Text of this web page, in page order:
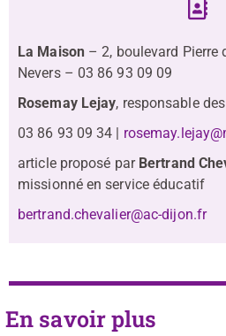
La Maison – 2, boulevard Pierre
Nevers – 03 86 93 09 09
Rosemay Lejay, responsable
03 86 93 09 34 |
article proposé par Bertrand
missionné en service éducatif
bertrand.chevalier@ac-dijon.fr
En savoir plus